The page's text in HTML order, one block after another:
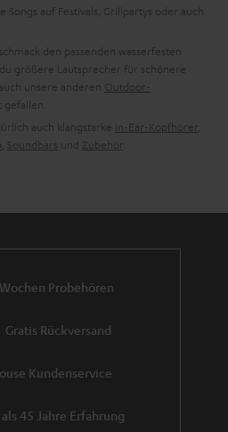
Songs auf Festivals, Grillpartys oder auch
den passenden wasserfesten
größere Lautsprecher für schönere
unsere anderen Outdoor-
gefallen.
auch klangstarke In-Ear-Kopfhörer
Soundbars und Zubehör
Farben an.
Bluetooth Lautsprecher mit zwei
und zwei passiven
Dynamore Software wird das
nochmals voller und Musik wird,
Box, lebendig und detailgetreu
aptX® für Musikstreaming in CD-
wie ein Party-Modus. Mit diesem
mit der Box verbunden werden. Ein
Probehören
Gratis Rückversand
Kundenservice
45 Jahre Erfahrung